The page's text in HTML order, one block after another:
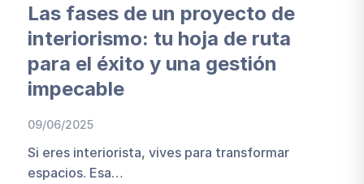
Las fases de un proyecto de
interiorismo: tu hoja de ruta
para el éxito y una gestión
impecable
09/06/2025
Si eres interiorista, vives para transformar
espacios. Esa…